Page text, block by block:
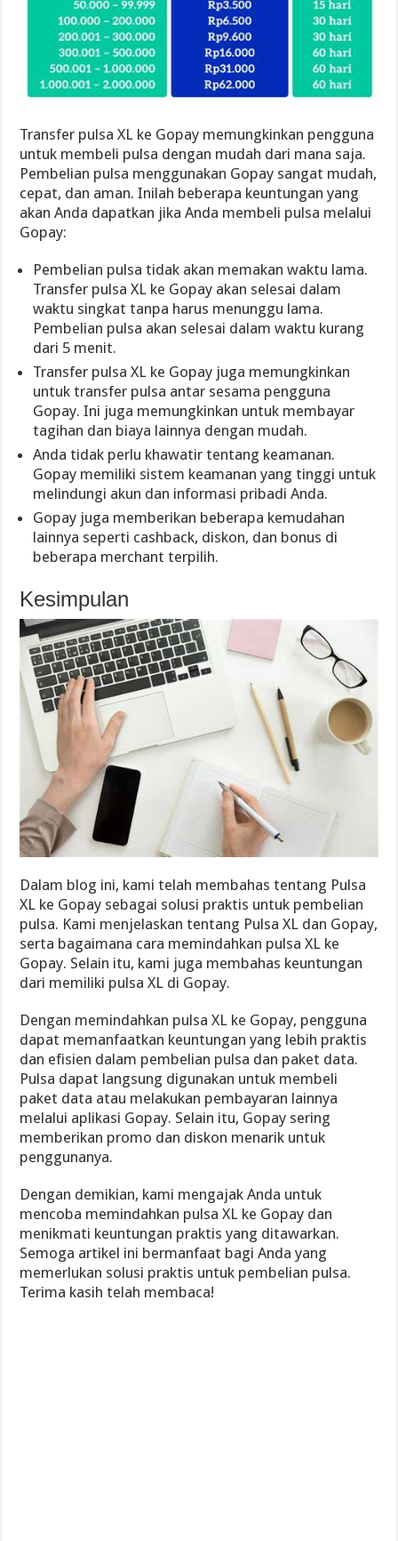
Transfer pulsa XL ke Gopay memungkinkan pengguna
untuk membeli pulsa dengan mudah dari mana saja.
Pembelian pulsa menggunakan Gopay sangat mudah,
cepat, dan aman. Inilah beberapa keuntungan yang
akan Anda dapatkan jika Anda membeli pulsa melalui
Gopay:
Pembelian pulsa tidak akan memakan waktu lama.
Transfer pulsa XL ke Gopay akan selesai dalam
waktu singkat tanpa harus menunggu lama.
Pembelian pulsa akan selesai dalam waktu kurang
dari 5 menit.
Transfer pulsa XL ke Gopay juga memungkinkan
untuk transfer pulsa antar sesama pengguna
Gopay. Ini juga memungkinkan untuk membayar
tagihan dan biaya lainnya dengan mudah.
Anda tidak perlu khawatir tentang keamanan.
Gopay memiliki sistem keamanan yang tinggi untuk
melindungi akun dan informasi pribadi Anda.
Gopay juga memberikan beberapa kemudahan
lainnya seperti cashback, diskon, dan bonus di
beberapa merchant terpilih.
Kesimpulan
Dalam blog ini, kami telah membahas tentang Pulsa
XL ke Gopay sebagai solusi praktis untuk pembelian
pulsa. Kami menjelaskan tentang Pulsa XL dan Gopay,
serta bagaimana cara memindahkan pulsa XL ke
Gopay. Selain itu, kami juga membahas keuntungan
dari memiliki pulsa XL di Gopay.
Dengan memindahkan pulsa XL ke Gopay, pengguna
dapat memanfaatkan keuntungan yang lebih praktis
dan efisien dalam pembelian pulsa dan paket data.
Pulsa dapat langsung digunakan untuk membeli
paket data atau melakukan pembayaran lainnya
melalui aplikasi Gopay. Selain itu, Gopay sering
memberikan promo dan diskon menarik untuk
penggunanya.
Dengan demikian, kami mengajak Anda untuk
mencoba memindahkan pulsa XL ke Gopay dan
menikmati keuntungan praktis yang ditawarkan.
Semoga artikel ini bermanfaat bagi Anda yang
memerlukan solusi praktis untuk pembelian pulsa.
Terima kasih telah membaca!